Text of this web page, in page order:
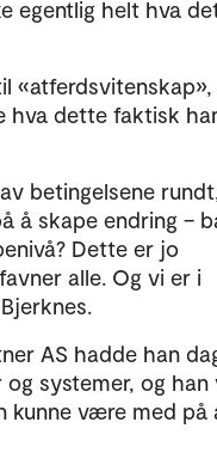
egentlig helt hva
«atferdsvitenskap»,
hva dette faktisk
betingelsene
å skape endring –
Dette er jo
alle. Og vi er i
AS hadde han
systemer, og han
kunne være med på